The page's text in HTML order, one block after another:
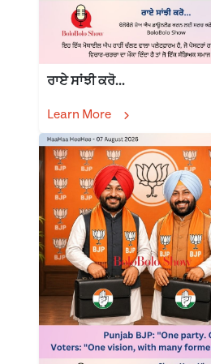
ਰਾਏ ਸਾਂਝੀ ਕਰੋ...
Learn More